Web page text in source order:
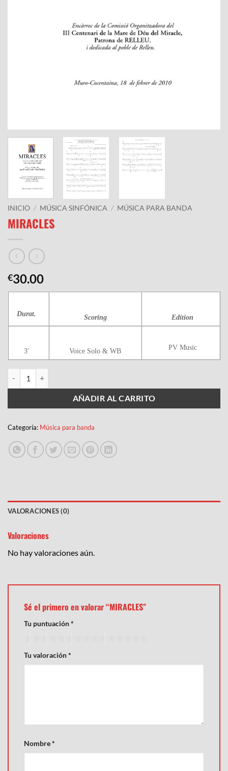
INICIO / MÚSICA SINFÓNICA / MÚSICA PARA BANDA
MIRACLES
€30.00
Durat. Scoring Edition
3′ Voice Solo & WB PV Music
AÑADIR AL CARRITO
Categoría: Música para banda
VALORACIONES (0)
Valoraciones
No hay valoraciones aún.
Sé el primero en valorar “MIRACLES”
Tu puntuación*
Tu valoración*
Nombre*